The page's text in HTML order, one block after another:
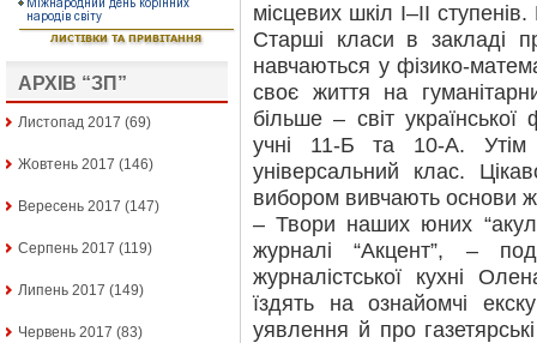
АРХІВ “ЗП”
Листопад 2017 (69)
Жовтень 2017 (146)
Вересень 2017 (147)
Серпень 2017 (119)
Липень 2017 (149)
Червень 2017 (83)
місцевих шкіл І–ІІ
Старші класи в закладі
навчаються у фізико-
своє життя на
більше – світ української
учні 11-Б та 10-А.
універсальний клас.
вибором вивчають основи
– Твори наших юних
журналі “Акцент”, –
журналістської кухні
їздять на ознайомчі
уявлення й про